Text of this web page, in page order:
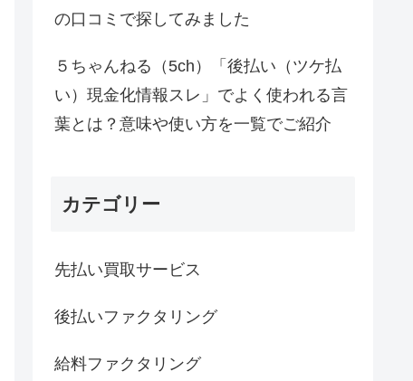
の口コミで探してみました
５ちゃんねる（5ch）「後払い（ツケ払
い）現金化情報スレ」でよく使われる言
葉とは？意味や使い方を一覧でご紹介
カテゴリー
先払い買取サービス
後払いファクタリング
給料ファクタリング